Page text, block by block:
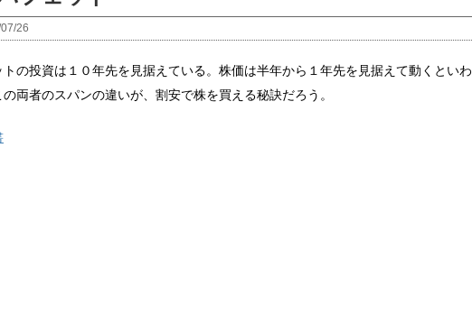
26
トの投資は１０年先を見据えている。株価は半年から１年先を見据えて動くといわ
両者のスパンの違いが、割安で株を買える秘訣だろう。